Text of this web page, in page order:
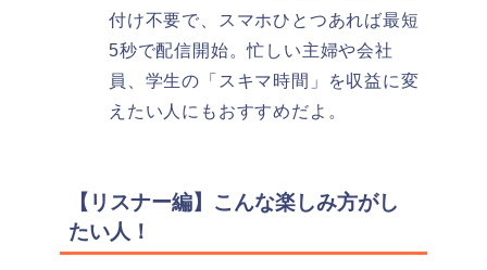
付け不要で、スマホひとつあれば最短
5秒で配信開始。忙しい主婦や会社
員、学生の「スキマ時間」を収益に変
えたい人にもおすすめだよ。
【リスナー編】こんな楽しみ方がし
たい人！